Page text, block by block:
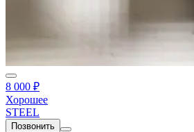
8 000 ₽
Хорошее
STEEL
Позвонить